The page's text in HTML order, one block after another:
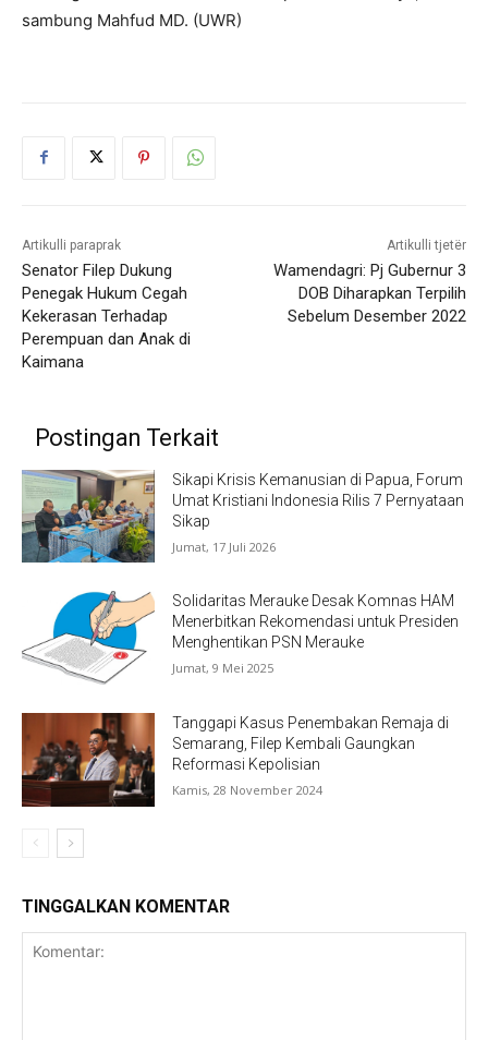
sambung Mahfud MD. (UWR)
Artikulli paraprak
Senator Filep Dukung
Penegak Hukum Cegah
Kekerasan Terhadap
Perempuan dan Anak di
Kaimana
Artikulli tjetër
Wamendagri: Pj Gubernur 3
DOB Diharapkan Terpilih
Sebelum Desember 2022
Postingan Terkait
Sikapi Krisis Kemanusian di Papua, Forum
Umat Kristiani Indonesia Rilis 7 Pernyataan
Sikap
Jumat, 17 Juli 2026
Solidaritas Merauke Desak Komnas HAM
Menerbitkan Rekomendasi untuk Presiden
Menghentikan PSN Merauke
Jumat, 9 Mei 2025
Tanggapi Kasus Penembakan Remaja di
Semarang, Filep Kembali Gaungkan
Reformasi Kepolisian
Kamis, 28 November 2024
TINGGALKAN KOMENTAR